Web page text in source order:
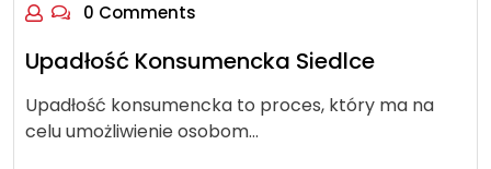
0 Comments
Upadłość Konsumencka Siedlce
Upadłość konsumencka to proces, który ma na
celu umożliwienie osobom…